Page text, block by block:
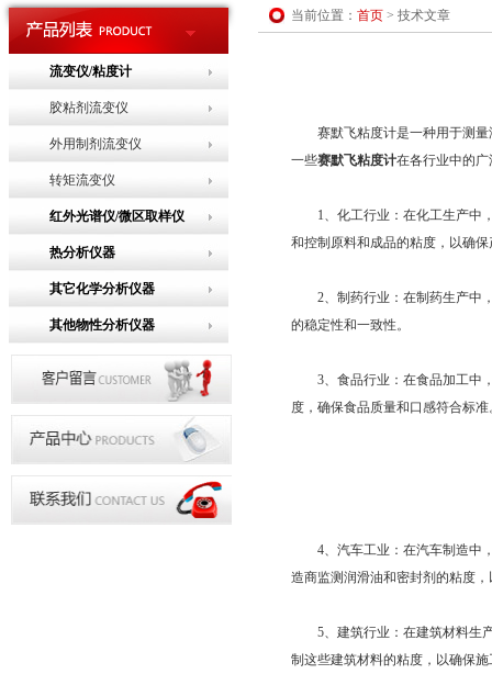
流变仪/粘度计
胶粘剂流变仪
外用制剂流变仪
转矩流变仪
红外光谱仪/微区取样仪
热分析仪器
其它化学分析仪器
其他物性分析仪器
当前位置： 首页 > 技术文章
赛默飞粘度计是一种用于测量
一些赛默飞粘度计在各行业中的广
1、化工行业：在化工生产中，
和控制原料和成品的粘度，以确
2、制药行业：在制药生产中，
的稳定性和一致性。
3、食品行业：在食品加工中，
度，确保食品质量和口感符合标准
4、汽车工业：在汽车制造中，
造商监测润滑油和密封剂的粘度
5、建筑行业：在建筑材料生产
制这些建筑材料的粘度，以确保